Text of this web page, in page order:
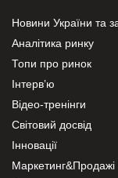
Новини України та
Аналітика ринку
Топи про ринок
Інтерв’ю
Відео-тренінги
Світовий досвід
Інновації
Маркетинг&Продажі